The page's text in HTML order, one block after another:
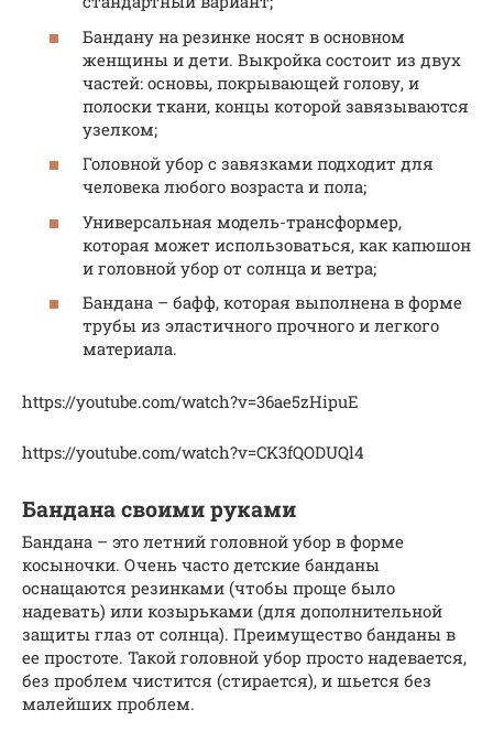
Бандану на резинке носят в основном
женщины и дети. Выкройка состоит из двух
частей: основы, покрывающей голову, и
полоски ткани, концы которой завязываются
узелком;
Головной убор с завязками подходит для
человека любого возраста и пола;
Универсальная модель-трансформер,
которая может использоваться, как капюшон
и головной убор от солнца и ветра;
Бандана – бафф, которая выполнена в форме
трубы из эластичного прочного и легкого
материала.
https://youtube.com/watch?v=36ae5zHipuE
https://youtube.com/watch?v=CK3fQODUQl4
Бандана своими руками
Бандана – это летний головной убор в форме
косыночки. Очень часто детские банданы
оснащаются резинками (чтобы проще было
надевать) или козырьками (для дополнительной
защиты глаз от солнца). Преимущество банданы в
ее простоте. Такой головной убор просто надевается,
без проблем чистится (стирается), и шьется без
малейших проблем.